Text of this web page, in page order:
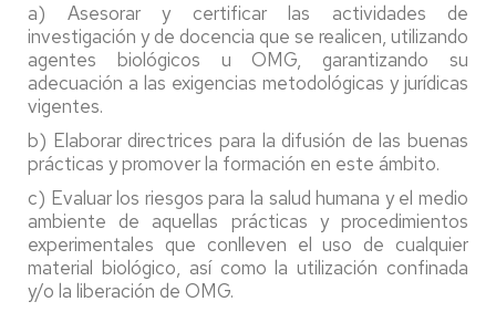
a) Asesorar y certificar las actividades de
investigación y de docencia que se realicen, utilizando
agentes biológicos u OMG, garantizando su
adecuación a las exigencias metodológicas y jurídicas
vigentes.
b) Elaborar directrices para la difusión de las buenas
prácticas y promover la formación en este ámbito.
c) Evaluar los riesgos para la salud humana y el medio
ambiente de aquellas prácticas y procedimientos
experimentales que conlleven el uso de cualquier
material biológico, así como la utilización confinada
y/o la liberación de OMG.